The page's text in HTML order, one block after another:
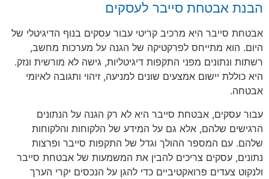
הבנת אבטחת סייבר לעסקים
אבטחת סייבר היא מרכיב קריטי עבור עסקים בנוף הדיגיטלי של
היום. הוא מתייחס לפרקטיקה של הגנה על מערכות מחשב,
רשתות ונתונים מפני התקפות דיגיטליות, גישה לא מורשית ונזק.
היא כוללת יישום אמצעים שונים למניעה, זיהוי ותגובה לאיומי
אבטחה.
עבור עסקים, אבטחת סייבר היא לא רק הגנה על הנתונים
הרגישים שלהם, אלא גם על המידע של הלקוחות והלקוחות
שלהם. עם המספר ההולך וגדל של התקפות סייבר ופרצות
נתונים, עסקים צריכים להבין את המשמעות של אבטחת סייבר
ולנקוט צעדים פרואקטיביים כדי להגן על הנכסים יקרי הערך